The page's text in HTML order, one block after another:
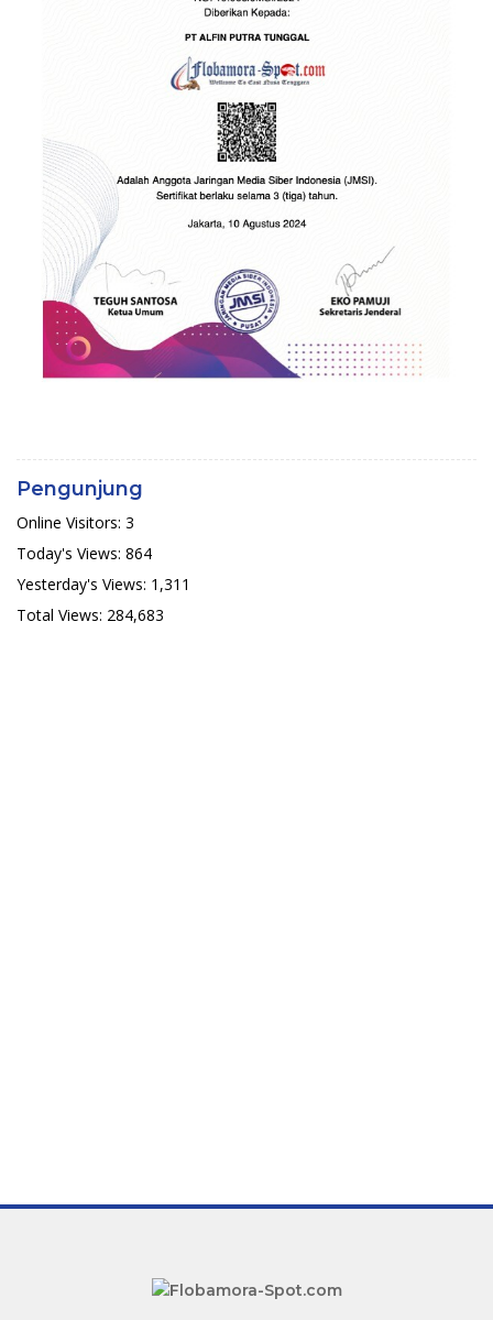
Pengunjung
Online Visitors: 3
Today's Views: 864
Yesterday's Views: 1,311
Total Views: 284,683